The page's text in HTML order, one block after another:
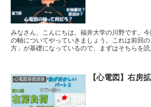
みなさん、こんにちは。福井大学の川野です。
の軸についてやっていきましょう。これは前回
方」が基礎になっているので、まずはそちらを
心電図基礎講座 【心電図】右房